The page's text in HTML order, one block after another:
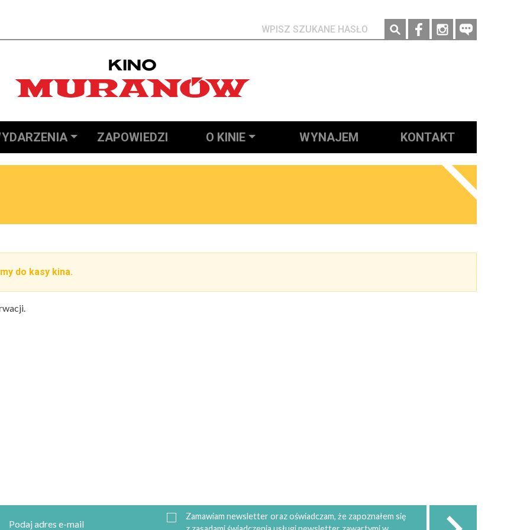
Social media
ZAPOWIEDZI O KINIE WYNAJEM KONTAKT
do kasy kina.
Zamawiam newsletter oraz oświadczam, że zapoznałem się